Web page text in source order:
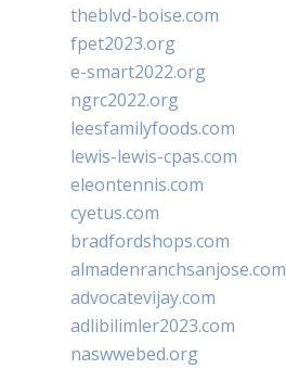
theblvd-boise.com
fpet2023.org
e-smart2022.org
ngrc2022.org
leesfamilyfoods.com
lewis-lewis-cpas.com
eleontennis.com
cyetus.com
bradfordshops.com
almadenranchsanjose.com
advocatevijay.com
adlibilimler2023.com
naswwebed.org